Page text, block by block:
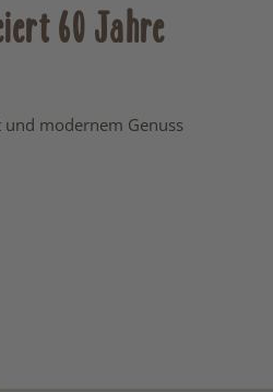
60 Jahre
modernem Genuss